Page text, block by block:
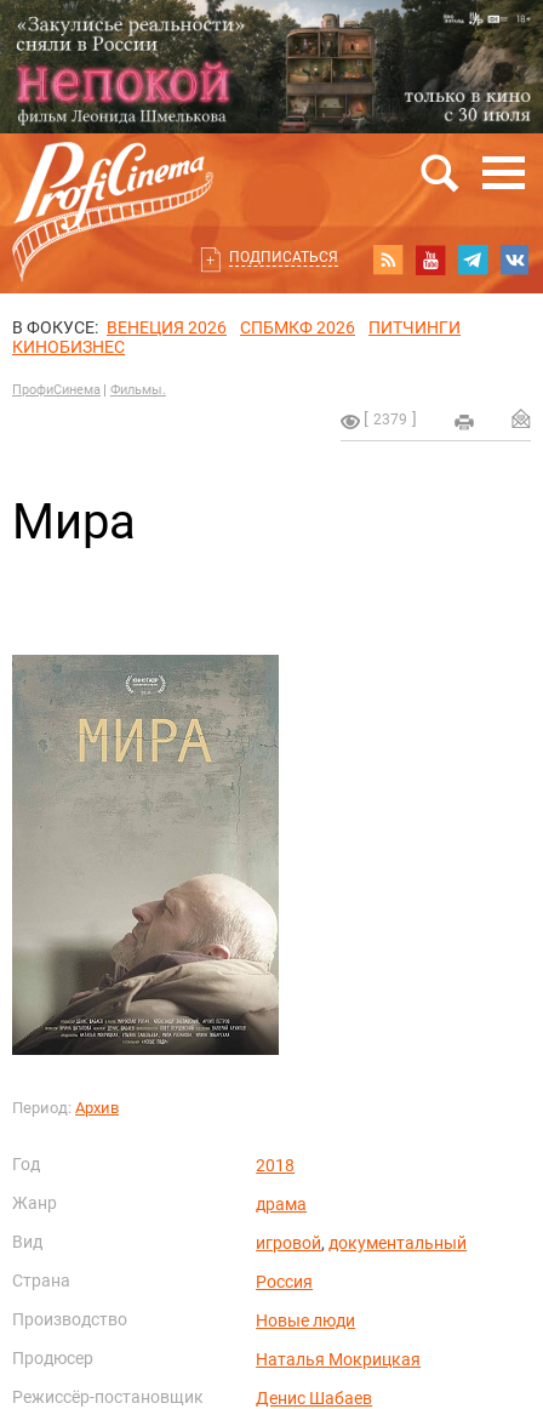
ПОДПИСАТЬСЯ
В ФОКУСЕ: ВЕНЕЦИЯ 2026 СПБМКФ 2026
ПИТЧИНГИ
КИНОБИЗНЕС
ПрофиСинема Фильмы.
2379
Мира
Период: Архив
Год
2018
Жанр
драма
Вид
игровой, документальный
Страна
Россия
Производство
Новые люди
Продюсер
Наталья Мокрицкая
Режиссёр-постановщик
Денис Шабаев